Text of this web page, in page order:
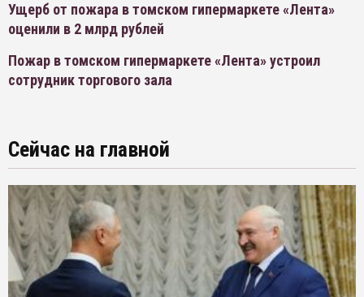
Ущерб от пожара в томском гипермаркете «Лента»
оценили в 2 млрд рублей
Пожар в томском гипермаркете «Лента» устроил
сотрудник торгового зала
Сейчас на главной